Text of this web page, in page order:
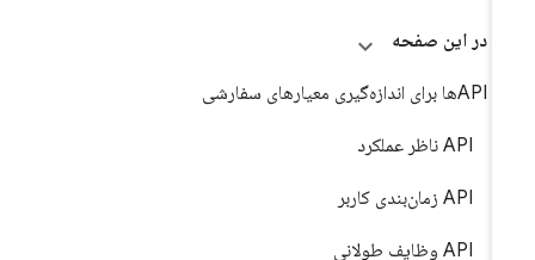
در این صفحه